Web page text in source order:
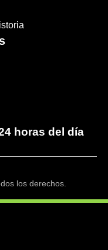
horas del día
los derechos.